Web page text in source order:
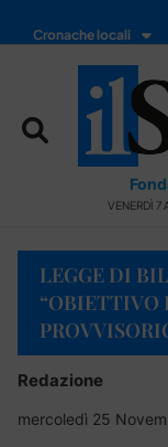
Cronache locali
VENERDÌ 7
LEGGE DI
“OBIETTIVO
Redazione
mercoledì 25